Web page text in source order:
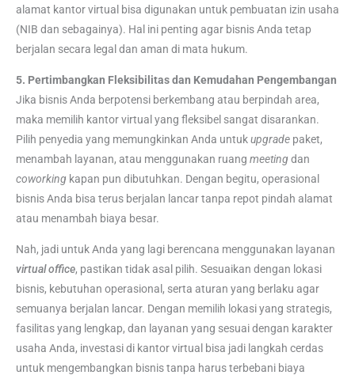
alamat kantor virtual bisa digunakan untuk pembuatan izin usaha
(NIB dan sebagainya). Hal ini penting agar bisnis Anda tetap
berjalan secara legal dan aman di mata hukum.
5. Pertimbangkan Fleksibilitas dan Kemudahan Pengembangan
Jika bisnis Anda berpotensi berkembang atau berpindah area,
maka memilih kantor virtual yang fleksibel sangat disarankan.
Pilih penyedia yang memungkinkan Anda untukupgrade paket,
menambah layanan, atau menggunakan ruang meetingdan
coworking kapan pun dibutuhkan. Dengan begitu, operasional
bisnis Anda bisa terus berjalan lancar tanpa repot pindah alamat
atau menambah biaya besar.
Nah, jadi untuk Anda yang lagi berencana menggunakan layanan
virtual office, pastikan tidak asal pilih. Sesuaikan dengan lokasi
bisnis, kebutuhan operasional, serta aturan yang berlaku agar
semuanya berjalan lancar. Dengan memilih lokasi yang strategis,
fasilitas yang lengkap, dan layanan yang sesuai dengan karakter
usaha Anda, investasi di kantor virtual bisa jadi langkah cerdas
untuk mengembangkan bisnis tanpa harus terbebani biaya